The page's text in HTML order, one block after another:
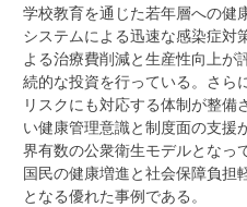
学校教育を通じた若年層への健
システムによる迅速な感染症対
よる治療費削減と生産性向上が
続的な投資を行っている。さら
リスクにも対応する体制が整備
い健康管理意識と制度面の支援
界有数の公衆衛生モデルとなっ
国民の健康増進と社会保障負担
となる優れた事例である。